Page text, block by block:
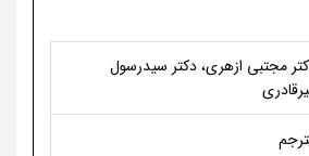
مجتبی ازهری، دكتر سیدرسول